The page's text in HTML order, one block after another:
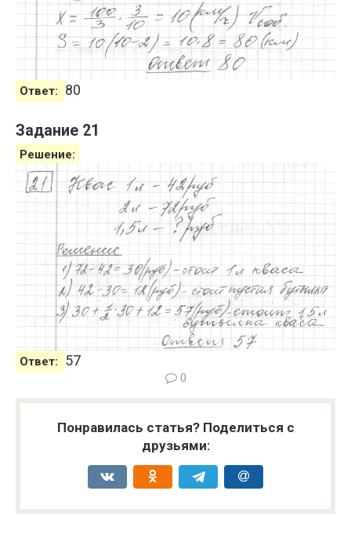
Ответ: 80
Задание 21
Решение:
Ответ: 57
0
Понравилась статья? Поделиться с
друзьями: